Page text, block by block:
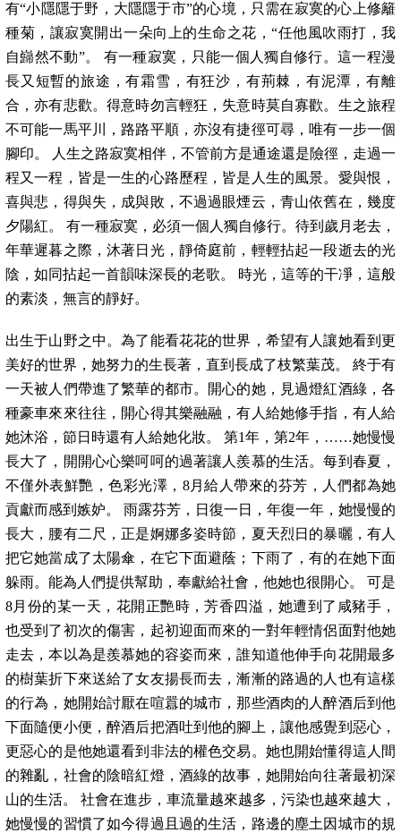
有“小隱隱于野，大隱隱于市”的心境，只需在寂寞的心上修籬
種菊，讓寂寞開出一朵向上的生命之花，“任他風吹雨打，我
自巋然不動”。 有一種寂寞，只能一個人獨自修行。這一程漫
長又短暫的旅途，有霜雪，有狂沙，有荊棘，有泥潭，有離
合，亦有悲歡。得意時勿言輕狂，失意時莫自寡歡。生之旅程
不可能一馬平川，路路平順，亦沒有捷徑可尋，唯有一步一個
腳印。 人生之路寂寞相伴，不管前方是通途還是險徑，走過一
程又一程，皆是一生的心路歷程，皆是人生的風景。愛與恨，
喜與悲，得與失，成與敗，不過過眼煙云，青山依舊在，幾度
夕陽紅。 有一種寂寞，必須一個人獨自修行。待到歲月老去，
年華遲暮之際，沐著日光，靜倚庭前，輕輕拈起一段逝去的光
陰，如同拈起一首韻味深長的老歌。 時光，這等的干凈，這般
的素淡，無言的靜好。
出生于山野之中。為了能看花花的世界，希望有人讓她看到更
美好的世界，她努力的生長著，直到長成了枝繁葉茂。 終于有
一天被人們帶進了繁華的都市。開心的她，見過燈紅酒綠，各
種豪車來來往往，開心得其樂融融，有人給她修手指，有人給
她沐浴，節日時還有人給她化妝。 第1年，第2年，……她慢慢
長大了，開開心心樂呵呵的過著讓人羨慕的生活。每到春夏，
不僅外表鮮艷，色彩光澤，8月給人帶來的芬芳，人們都為她
貢獻而感到嫉妒。 雨露芬芳，日復一日，年復一年，她慢慢的
長大，腰有二尺，正是婀娜多姿時節，夏天烈日的暴曬，有人
把它她當成了太陽傘，在它下面避蔭；下雨了，有的在她下面
躲雨。能為人們提供幫助，奉獻給社會，他她也很開心。 可是
8月份的某一天，花開正艷時，芳香四溢，她遭到了咸豬手，
也受到了初次的傷害，起初迎面而來的一對年輕情侶面對他她
走去，本以為是羨慕她的容姿而來，誰知道他伸手向花開最多
的樹葉折下來送給了女友揚長而去，漸漸的路過的人也有這樣
的行為，她開始討厭在喧囂的城市，那些酒肉的人醉酒后到他
下面隨便小便，醉酒后把酒吐到他的腳上，讓他感覺到惡心，
更惡心的是他她還看到非法的權色交易。她也開始懂得這人間
的雜亂，社會的陰暗紅燈，酒綠的故事，她開始向往著最初深
山的生活。 社會在進步，車流量越來越多，污染也越來越大，
她慢慢的習慣了如今得過且過的生活，路邊的塵土因城市的規